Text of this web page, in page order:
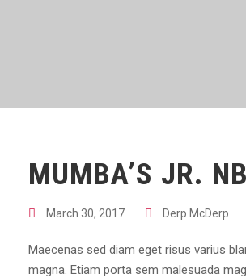
MUMBA’S JR.
March 30, 2017 Derp McDerp
Maecenas sed diam eget risus varius
magna. Etiam porta sem malesuada